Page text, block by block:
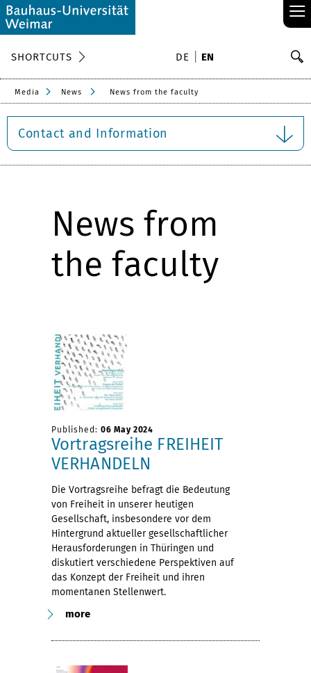
≡
SHORTCUTS DE EN
Media News News from the faculty
Contact and Information
News from
the faculty
Published: 06 May 2024
Vortragsreihe FREIHEIT
VERHANDELN
Die Vortragsreihe befragt die Bedeutung
von Freiheit in unserer heutigen
Gesellschaft, insbesondere vor dem
Hintergrund aktueller gesellschaftlicher
Herausforderungen in Thüringen und
diskutiert verschiedene Perspektiven auf
das Konzept der Freiheit und ihren
momentanen Stellenwert.
more